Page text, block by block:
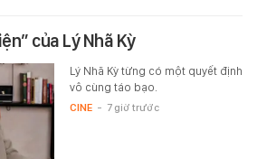
của Lý Nhã Kỳ
Lý Nhã Kỳ từng có một quyết định
vô cùng táo bạo.
CINE - 7 giờ trước